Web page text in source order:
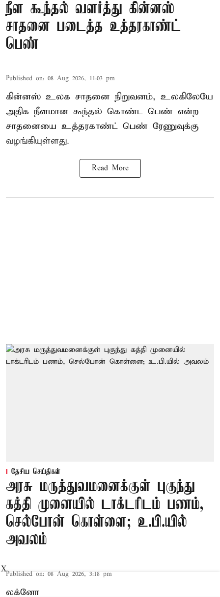
நீள கூந்தல் வளர்த்து கின்னஸ்
சாதனை படைத்த உத்தரகாண்ட்
பெண்
Published on: 08 Aug 2026, 11:03 pm
கின்னஸ் உலக சாதனை நிறுவனம், உலகிலேயே
அதிக நீளமான கூந்தல் கொண்ட பெண் என்ற
சாதனையை உத்தரகாண்ட் பெண் ரேணுவுக்கு
வழங்கியுள்ளது.
Read More
தேசிய செய்திகள்
அரசு மருத்துவமனைக்குள் புகுந்து
கத்தி முனையில் டாக்டரிடம் பணம்,
செல்போன் கொள்ளை; உ.பி.யில்
அவலம்
Published on: 08 Aug 2026, 3:18 pm
லக்னோ
X